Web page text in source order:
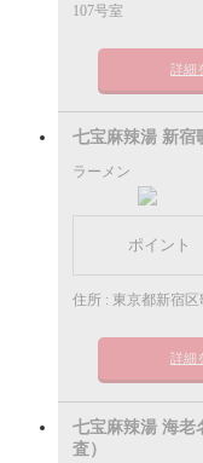
107号室
詳細
七宝麻辣湯 新宿
ラーメン
ポイント
住所 : 東京都新宿
詳細
七宝麻辣湯 海老
査）